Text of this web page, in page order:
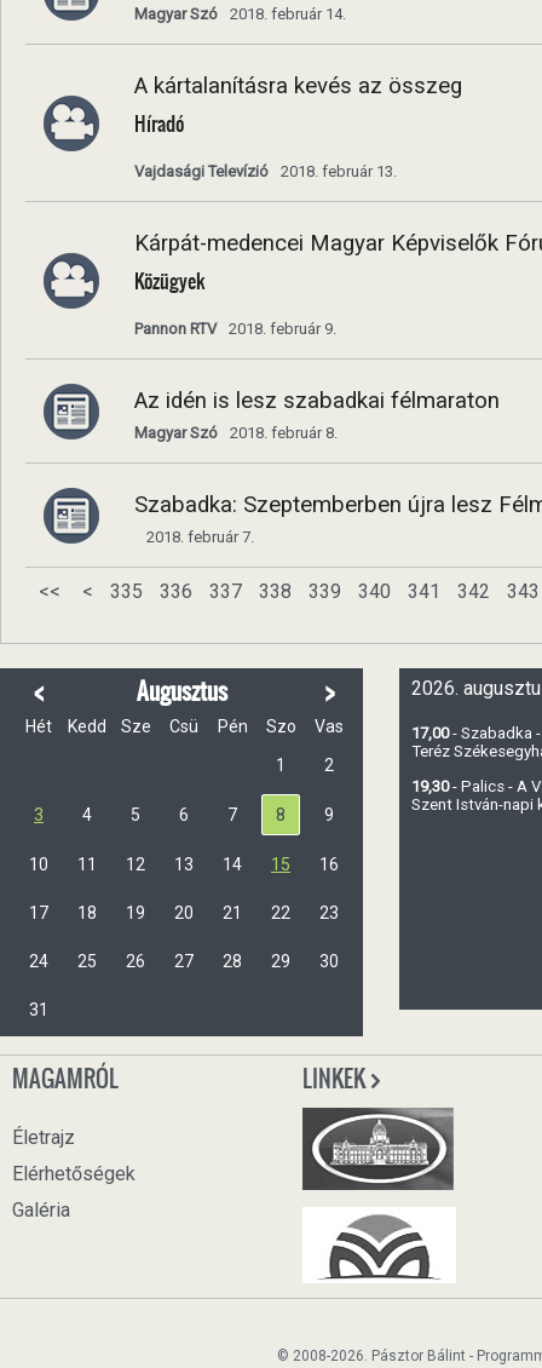
Magyar Szó 2018. február 14.
A kártalanításra kevés az összeg
Híradó
Vajdasági Televízió 2018. február 13.
Kárpát-medencei Magyar Képviselők
Közügyek
Pannon RTV 2018. február 9.
Az idén is lesz szabadkai félmaraton
Magyar Szó 2018. február 8.
Szabadka: Szeptemberben újra lesz
2018. február 7.
<< < 335 336 337 338 339 340 341 342 343
< Augusztus >
Hét Kedd Sze Csü Pén Szo
Vas
1
2
3 4 5 6 7 8 9
10 11 12 13 14 15 16
17 18 19 20 21 22 23
24 25 26 27 28 29 30
31
2026.
17,00- Szabadka
Teréz
19,30- Palics - A
Szent István-napi
MAGAMRÓL
Életrajz
Elérhetőségek
Galéria
LINKEK
© 2008-2026. Pásztor Bálint -